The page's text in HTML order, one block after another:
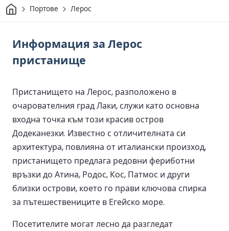
Начало
Портове Лерос
Информация за Лерос
пристанище
Пристанището на Лерос, разположено в
очарователния град Лаки, служи като основна
входна точка към този красив остров
Додеканезки. Известно с отличителната си
архитектура, повлияна от италиански произход,
пристанището предлага редовни фериботни
връзки до Атина, Родос, Кос, Патмос и други
близки острови, което го прави ключова спирка
за пътешествениците в Егейско море.
Посетителите могат лесно да разгледат